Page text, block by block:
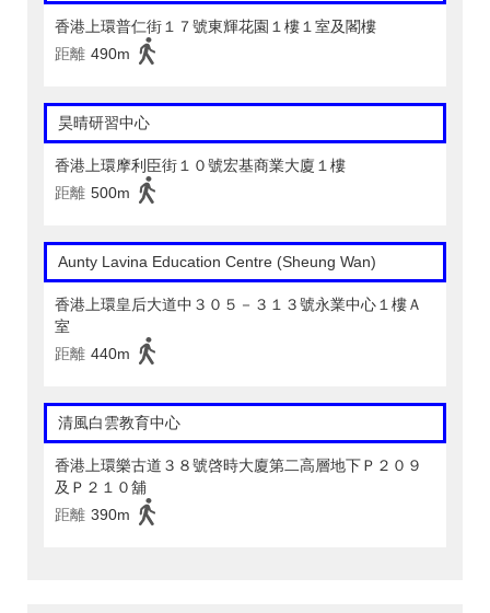
香港上環普仁街１７號東輝花園１樓１室及閣樓
距離 490m
昊晴研習中心
香港上環摩利臣街１０號宏基商業大廈１樓
距離 500m
Aunty Lavina Education Centre (Sheung Wan)
香港上環皇后大道中３０５－３１３號永業中心１樓Ａ
室
距離 440m
清風白雲教育中心
香港上環樂古道３８號啓時大廈第二高層地下Ｐ２０９
及Ｐ２１０舖
距離 390m